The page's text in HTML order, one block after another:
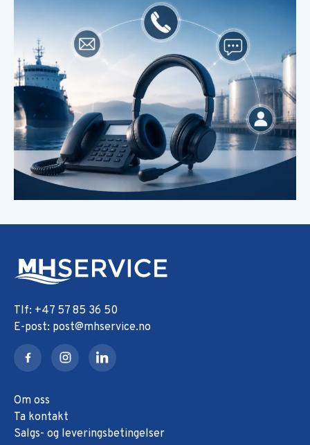
+47 57 85 36 50
post@mhservice.no
Om oss
Ta kontakt
Salgs- og leveringsbetingelser